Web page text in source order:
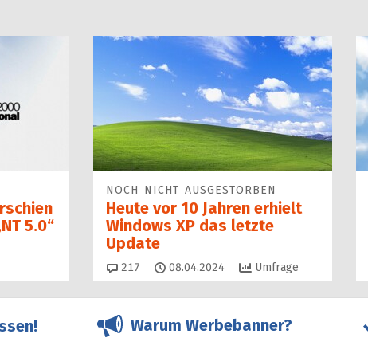
5.0“
NOCH NICHT AUSGESTORBEN
Heute vor 10 Jahren erhielt
Windows XP das letzte
Update
217 Kommentare
08.04.2024 Umfrage
Warum Werbebanner?